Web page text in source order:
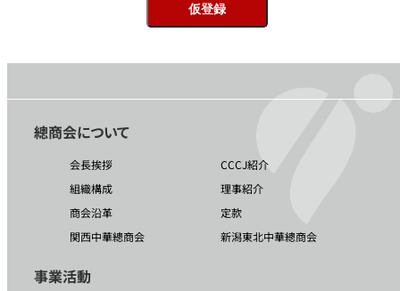
仮登録
總商会について
会長挨拶
CCCJ紹介
組織構成
理事紹介
商会沿革
定款
関西中華總商会
新潟東北中華總商会
事業活動